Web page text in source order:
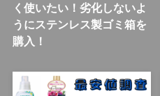
く使いたい！劣化しないよ
うにステンレス製ゴミ箱を
購入！